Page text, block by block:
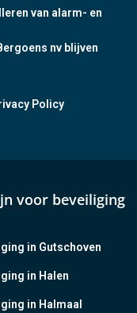
van alarm- en
nv blijven
Policy
voor beveiliging
in Gutschoven
in Halen
in Halmaal